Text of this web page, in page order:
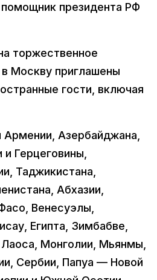
президента РФ
торжественное
Москву приглашены
гости, включая
Азербайджана,
и Герцеговины,
Таджикистана,
Абхазии,
Венесуэлы,
Египта, Зимбабве,
Лаоса, Монголии, Мьянмы,
Сербии, Папуа — Новой